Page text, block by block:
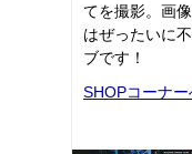
てを撮影。画
はぜったいに
ブです！
SHOPコーナー